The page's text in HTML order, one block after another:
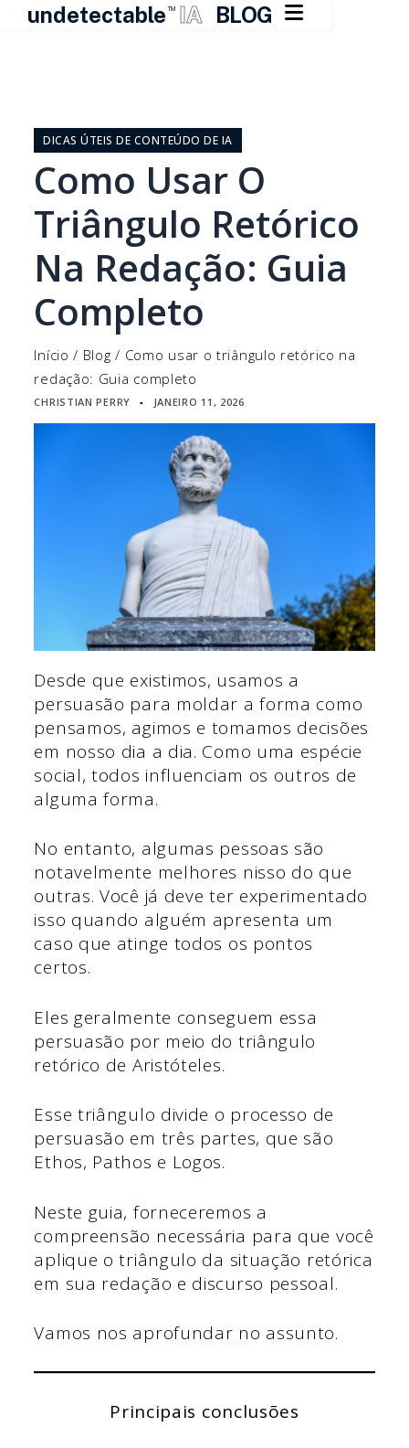
undetectable TM IA BLOG 
conteúdo
DICAS ÚTEIS DE CONTEÚDO DE IA
Como Usar O
Triângulo Retórico
Na Redação: Guia
Completo
Início / Blog / Como usar o triângulo retórico na
redação: Guia completo
CHRISTIAN PERRY ▪ JANEIRO 11, 2026
Desde que existimos, usamos a
persuasão para moldar a forma como
pensamos, agimos e tomamos decisões
em nosso dia a dia. Como uma espécie
social, todos influenciam os outros de
alguma forma.
No entanto, algumas pessoas são
notavelmente melhores nisso do que
outras. Você já deve ter experimentado
isso quando alguém apresenta um
caso que atinge todos os pontos
certos.
Eles geralmente conseguem essa
persuasão por meio do triângulo
retórico de Aristóteles.
Esse triângulo divide o processo de
persuasão em três partes, que são
Ethos, Pathos e Logos.
Neste guia, forneceremos a
compreensão necessária para que você
aplique o triângulo da situação retórica
em sua redação e discurso pessoal.
Vamos nos aprofundar no assunto.
Principais conclusões